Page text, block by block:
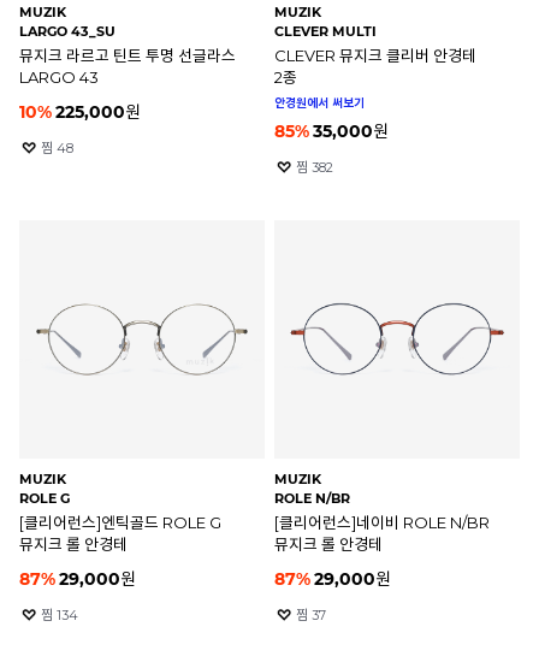
MUZIK
LARGO 43_SU
뮤지크 라르고 틴트 투명 선글라스
LARGO 43
10%225,000원
찜 48
MUZIK
CLEVER MULTI
CLEVER 뮤지크 클리버 안경테
2종
안경원에서 써보기
85%35,000원
찜 382
MUZIK
ROLE G
[클리어런스]엔틱골드 ROLE G
뮤지크 롤 안경테
87%29,000원
찜 134
MUZIK
ROLE N/BR
[클리어런스]네이비 ROLE N/BR
뮤지크 롤 안경테
87%29,000원
찜 37